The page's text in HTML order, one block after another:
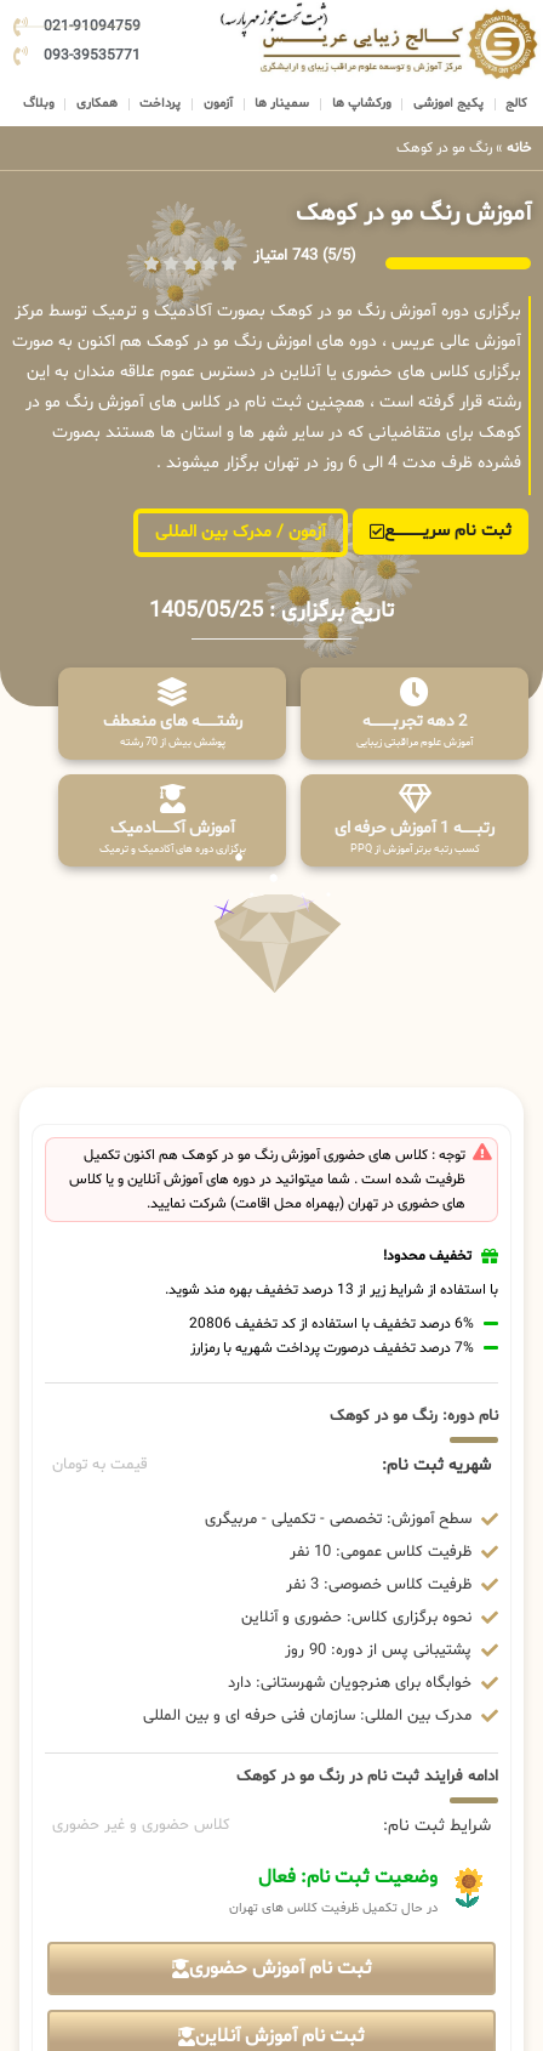
021-91094759
093-39535771
کالج پکیج اموزشی ورکشاپ ها سمینار ها آزمون پرداخت همکاری وبلاگ
خانه » رنگ مو در کوهک
آموزش رنگ مو در کوهک
(5/5) 743 امتیاز
برگزاری دوره آموزش رنگ مو در کوهک بصورت آکادمیک و ترمیک توسط مرکز
آموزش عالی عریس ، دوره های اموزش رنگ مو در کوهک هم اکنون به صورت
برگزاری کلاس های حضوری یا آنلاین در دسترس عموم علاقه مندان به این
رشته قرار گرفته است ، همچنین ثبت نام در کلاس های آموزش رنگ مو در
کوهک برای متقاضیانی که در سایر شهر ها و استان ها هستند بصورت
فشرده ظرف مدت 4 الی 6 روز در تهران برگزار میشوند .
ثبت نام سریــــــــــــع آزمون / مدرک بین المللی
تاریخ برگزاری : 1405/05/25
2 دهه تجربـــــــــه
آموزش علوم مراقبتی زیبایی
رشتـــــــه های منعطف
پوشش بیش از 70 رشته
رتبــــــه 1 آموزش حرفه ای
کسب رتبه برتر آموزش از PPQ
آموزش آکـــــــادمیک
برگزاری دوره های آکادمیک و ترمیک
توجه : کلاس های حضوری آموزش رنگ مو در کوهک هم اکنون تکمیل
ظرفیت شده است . شما میتوانید در دوره های آموزش آنلاین و یا کلاس
های حضوری در تهران (بهمراه محل اقامت) شرکت نمایید.
تخفیف محدود!
با استفاده از شرایط زیر از 13 درصد تخفیف بهره مند شوید.
6% درصد تخفیف با استفاده از کد تخفیف 20806
7% درصد تخفیف درصورت پرداخت شهریه با رمزارز
نام دوره: رنگ مو در کوهک
شهریه ثبت نام: قیمت به تومان
سطح آموزش: تخصصی - تکمیلی - مربیگری
ظرفیت کلاس عمومی: 10 نفر
ظرفیت کلاس خصوصی: 3 نفر
نحوه برگزاری کلاس: حضوری و آنلاین
پشتیبانی پس از دوره: 90 روز
خوابگاه برای هنرجویان شهرستانی: دارد
مدرک بین المللی: سازمان فنی حرفه ای و بین المللی
ادامه فرایند ثبت نام در رنگ مو در کوهک
شرایط ثبت نام: کلاس حضوری و غیر حضوری
وضعیت ثبت نام: فعال
در حال تکمیل ظرفیت کلاس های تهران
ثبت نام آموزش حضوری
ثبت نام آموزش آنلاین